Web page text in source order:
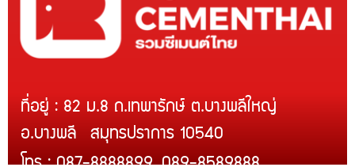
ที่อยู่ : 82 ม.8 ถ.เทพารักษ์ ต.บางพลีใหญ่
อ.บางพลี สมุทรปราการ 10540